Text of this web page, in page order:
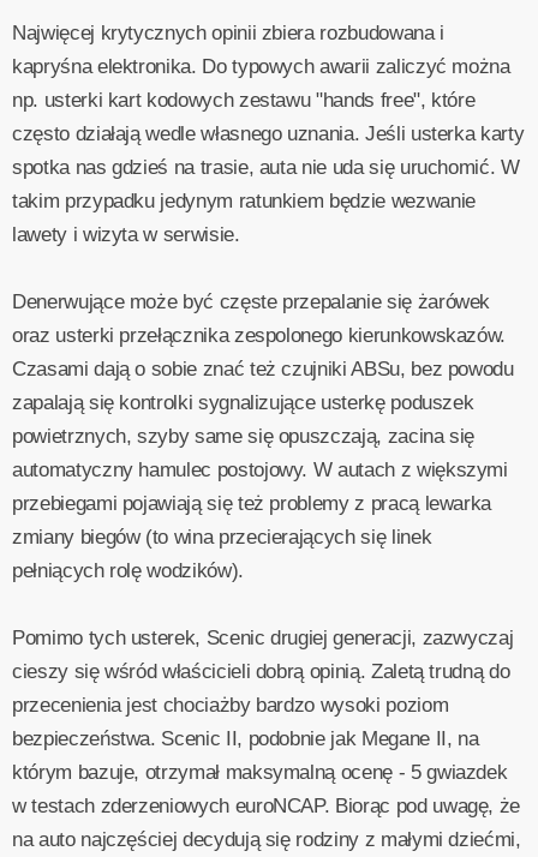
Najwięcej krytycznych opinii zbiera rozbudowana i
kapryśna elektronika. Do typowych awarii zaliczyć można
np. usterki kart kodowych zestawu "hands free", które
często działają wedle własnego uznania. Jeśli usterka karty
spotka nas gdzieś na trasie, auta nie uda się uruchomić. W
takim przypadku jedynym ratunkiem będzie wezwanie
lawety i wizyta w serwisie.
Denerwujące może być częste przepalanie się żarówek
oraz usterki przełącznika zespolonego kierunkowskazów.
Czasami dają o sobie znać też czujniki ABSu, bez powodu
zapalają się kontrolki sygnalizujące usterkę poduszek
powietrznych, szyby same się opuszczają, zacina się
automatyczny hamulec postojowy. W autach z większymi
przebiegami pojawiają się też problemy z pracą lewarka
zmiany biegów (to wina przecierających się linek
pełniących rolę wodzików).
Pomimo tych usterek, Scenic drugiej generacji, zazwyczaj
cieszy się wśród właścicieli dobrą opinią. Zaletą trudną do
przecenienia jest chociażby bardzo wysoki poziom
bezpieczeństwa. Scenic II, podobnie jak Megane II, na
którym bazuje, otrzymał maksymalną ocenę - 5 gwiazdek
w testach zderzeniowych euroNCAP. Biorąc pod uwagę, że
na auto najczęściej decydują się rodziny z małymi dziećmi,